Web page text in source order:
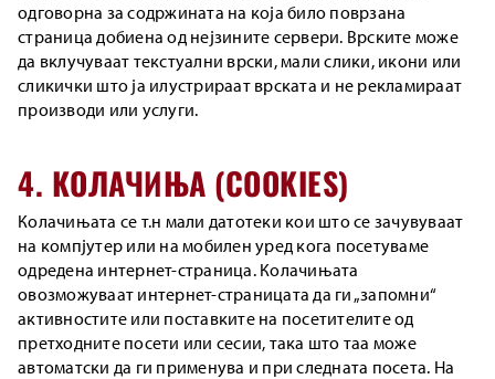
одговорна за содржината на која било поврзана
страница добиена од нејзините сервери. Врските може
да вклучуваат текстуални врски, мали слики, икони или
сликички што ја илустрираат врската и не рекламираат
производи или услуги.
4. КОЛАЧИЊА (COOKIES)
Колачињата се т.н мали датотеки кои што се зачувуваат
на компјутер или на мобилен уред кога посетуваме
одредена интернет-страница. Колачињата
овозможуваат интернет-страницата да ги „запомни“
активностите или поставките на посетителите од
претходните посети или сесии, така што таа може
автоматски да ги применува и при следната посета. На